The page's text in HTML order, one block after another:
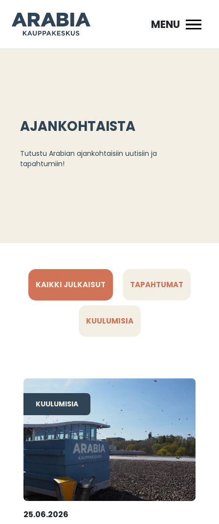
sisältöön
MENU
AJANKOHTAISTA
Tutustu Arabian ajankohtaisiin uutisiin ja
tapahtumiin!
KAIKKI JULKAISUT TAPAHTUMAT
KUULUMISIA
KUULUMISIA
25.06.2026